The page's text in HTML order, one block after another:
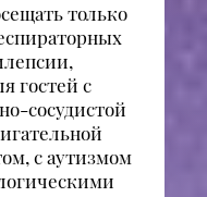
только
гостей с
сосудистой
с аутизмом